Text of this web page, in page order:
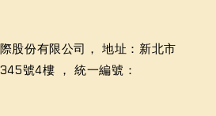
股份有限公司， 地址：新北市
號4樓 ， 統一編號：